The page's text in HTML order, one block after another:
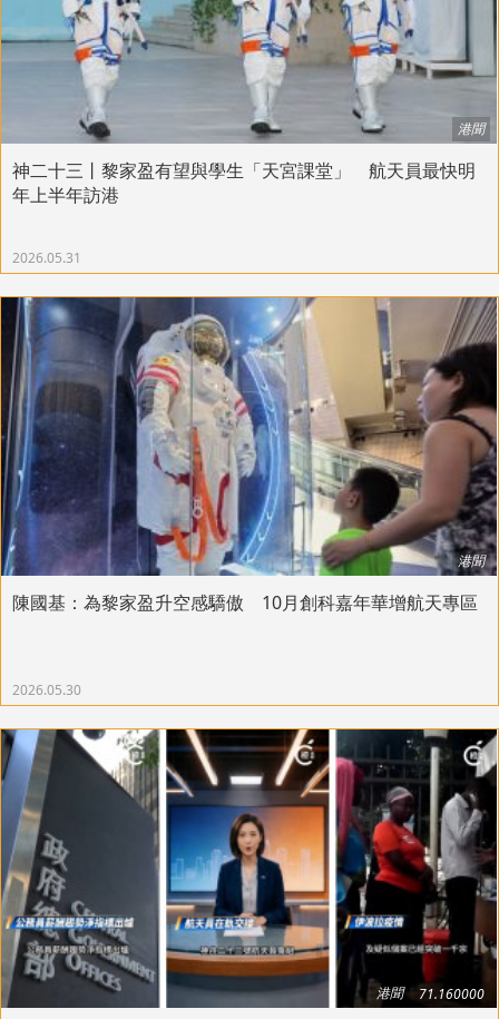
港聞
神二十三丨黎家盈有望與學生「天宮課堂」 航天員最快明
年上半年訪港
2026.05.31
港聞
陳國基：為黎家盈升空感驕傲 10月創科嘉年華增航天專區
2026.05.30
港聞 71.160000